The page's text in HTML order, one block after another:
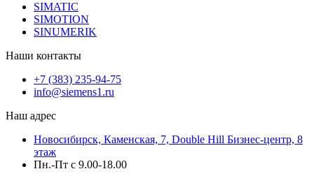
SIMATIC
SIMOTION
SINUMERIK
Наши контакты
+7 (383) 235-94-75
info@siemens1.ru
Наш адрес
Новосибирск, Каменская, 7, Double Hill ​Бизнес-центр, 8
этаж
Пн.-Пт с 9.00-18.00